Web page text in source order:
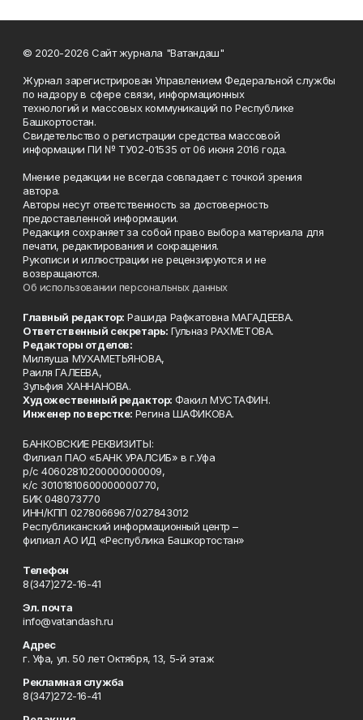
© 2020-2026 Сайт журнала "Ватандаш"
Журнал зарегистрирован Управлением Федеральной службы
по надзору в сфере связи, информационных
технологий и массовых коммуникаций по Республике
Башкортостан.
Свидетельство о регистрации средства массовой
информации ПИ № ТУ02-01535 от 06 июня 2016 года.
Мнение редакции не всегда совпадает с точкой зрения
автора.
Авторы несут ответственность за достоверность
предоставленной информации.
Редакция сохраняет за собой право выбора материала для
печати, редактирования и сокращения.
Рукописи и иллюстрации не рецензируются и не
возвращаются.
Об использовании персональных данных
Главный редактор: Рашида Рафкатовна МАГАДЕЕВА.
Ответственный секретарь: Гульназ РАХМЕТОВА.
Редакторы отделов:
Миляуша МУХАМЕТЬЯНОВА,
Раиля ГАЛЕЕВА,
Зульфия ХАННАНОВА.
Художественный редактор: Факил МУСТАФИН.
Инженер по верстке: Регина ШАФИКОВА.
БАНКОВСКИЕ РЕКВИЗИТЫ:
Филиал ПАО «БАНК УРАЛСИБ» в г.Уфа
р/с 40602810200000000009,
к/с 30101810600000000770,
БИК 048073770
ИНН/КПП 0278066967/027843012
Республиканский информационный центр –
филиал АО ИД «Республика Башкортостан»
Телефон
8(347)272-16-41
Эл. почта
info@vatandash.ru
Адрес
г. Уфа, ул. 50 лет Октября, 13, 5-й этаж
Рекламная служба
8(347)272-16-41